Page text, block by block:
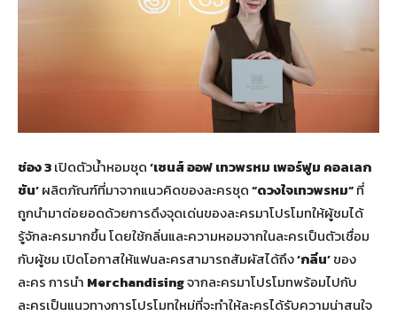
ช่อง 3เปิดตัวน้ำหอมชุด‘เซนส์ ออฟ เทวพรหม เพอร์ฟูม คอลเลก
ชัน’ผลิตภัณฑ์ที่มาจากแนวคิดของละครชุด“ดวงใจเทวพรหม”ที่
ถูกนำมาต่อยอดด้วยการดึงจุดเด่นของละครมาโปรโมทให้ผู้ชมได้
รู้จักละครมากขึ้น โดยใช้กลิ่นและความหอมจากในละครเป็นตัวเชื่อม
กับผู้ชม เปิดโอกาสให้แฟนละครสามารถสัมผัสได้ถึง‘กลิ่น’ของ
ละคร การนำ Merchandisingจากละครมาโปรโมทพร้อมไปกับ
ละครเป็นแนวทางการโปรโมทใหม่ที่จะทำให้ละครได้รับความน่าสนใจ